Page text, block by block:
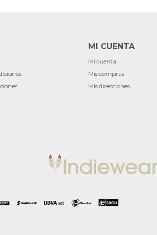
MI CUENTA
Mi cuenta
Mis compras
Mis direcciones